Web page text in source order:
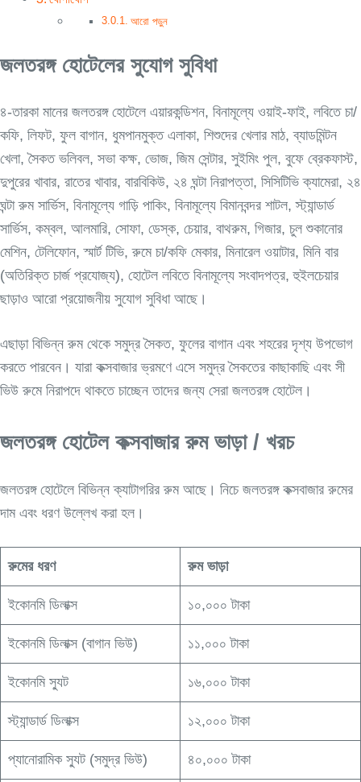
আরো পড়ুন
জলতরঙ্গ হোটেলের সুযোগ সুবিধা
৪-তারকা মানের জলতরঙ্গ হোটেলে এয়ারকন্ডিশন, বিনামূল্যে ওয়াই-ফাই, লবিতে চা/
কফি, লিফট, ফুল বাগান, ধুমপানমুক্ত এলাকা, শিশুদের খেলার মাঠ, ব্যাডমিন্টন
খেলা, সৈকত ভলিবল, সভা কক্ষ, ভোজ, জিম সেন্টার, সুইমিং পুল, বুফে ব্রেকফাস্ট,
দুপুরের খাবার, রাতের খাবার, বারবিকিউ, ২৪ ঘন্টা নিরাপত্তা, সিসিটিভি ক্যামেরা, ২৪
ঘন্টা রুম সার্ভিস, বিনামূল্যে গাড়ি পাকিং, বিনামূল্যে বিমানবন্দর শাটল, স্ট্যান্ডার্ড
সার্ভিস, কম্বল, আলমারি, সোফা, ডেস্ক, চেয়ার, বাথরুম, গিজার, চুল শুকানোর
মেশিন, টেলিফোন, স্মার্ট টিভি, রুমে চা/কফি মেকার, মিনারেল ওয়াটার, মিনি বার
(অতিরিক্ত চার্জ প্রযোজ্য), হোটেল লবিতে বিনামূল্যে সংবাদপত্র, হুইলচেয়ার
ছাড়াও আরো প্রয়োজনীয় সুযোগ সুবিধা আছে।
এছাড়া বিভিন্ন রুম থেকে সমুদ্র সৈকত, ফুলের বাগান এবং শহরের দৃশ্য উপভোগ
করতে পারবেন। যারা কক্সবাজার ভ্রমণে এসে সমুদ্র সৈকতের কাছাকাছি এবং সী
ভিউ রুমে নিরাপদে থাকতে চাচ্ছেন তাদের জন্য সেরা জলতরঙ্গ হোটেল।
জলতরঙ্গ হোটেল কক্সবাজার রুম ভাড়া / খরচ
জলতরঙ্গ হোটেলে বিভিন্ন ক্যাটাগরির রুম আছে। নিচে জলতরঙ্গ কক্সবাজার রুমের
দাম এবং ধরণ উল্লেখ করা হল।
রুমের ধরণ রুম ভাড়া
ইকোনমি ডিলাক্স ১০,০০০ টাকা
ইকোনমি ডিলাক্স (বাগান ভিউ) ১১,০০০ টাকা
ইকোনমি স্যুট ১৬,০০০ টাকা
স্ট্যান্ডার্ড ডিলাক্স ১২,০০০ টাকা
প্যানোরামিক স্যুট (সমুদ্র ভিউ) ৪০,০০০ টাকা